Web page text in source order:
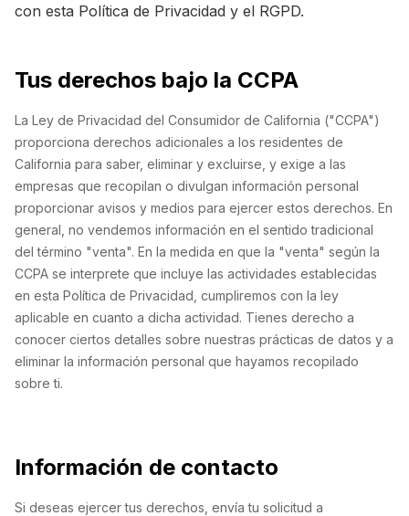
con esta Política de Privacidad y el RGPD.
Tus derechos bajo la CCPA
La Ley de Privacidad del Consumidor de California ("CCPA")
proporciona derechos adicionales a los residentes de
California para saber, eliminar y excluirse, y exige a las
empresas que recopilan o divulgan información personal
proporcionar avisos y medios para ejercer estos derechos. En
general, no vendemos información en el sentido tradicional
del término "venta". En la medida en que la "venta" según la
CCPA se interprete que incluye las actividades establecidas
en esta Política de Privacidad, cumpliremos con la ley
aplicable en cuanto a dicha actividad. Tienes derecho a
conocer ciertos detalles sobre nuestras prácticas de datos y a
eliminar la información personal que hayamos recopilado
sobre ti.
Información de contacto
Si deseas ejercer tus derechos, envía tu solicitud a